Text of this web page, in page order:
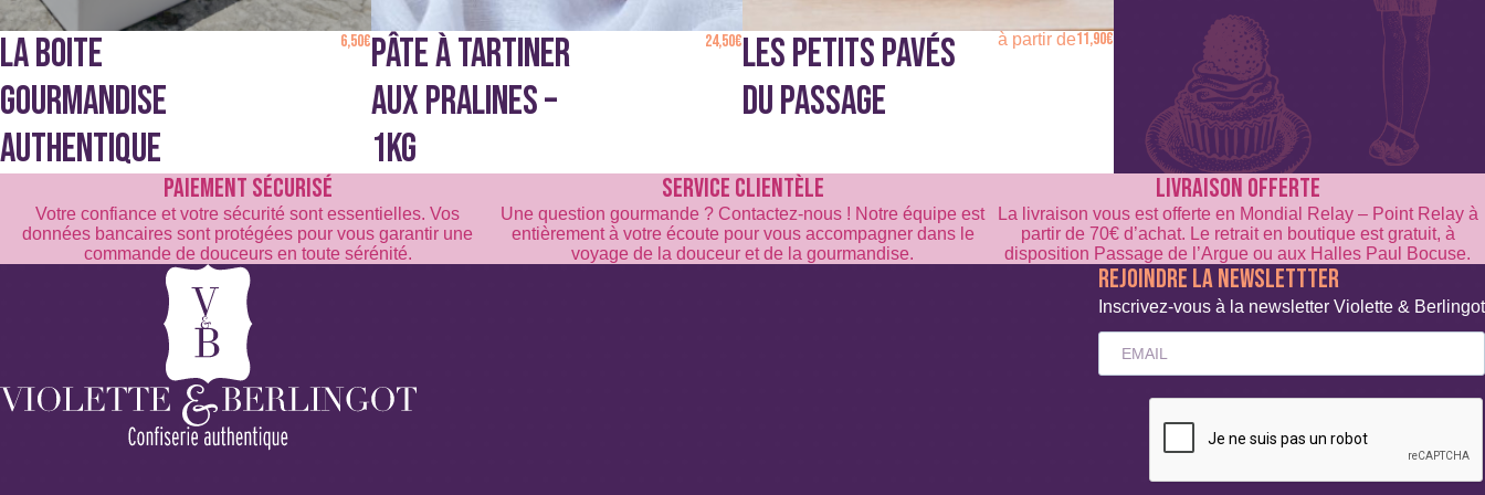
LA BOITE
GOURMANDISE
AUTHENTIQUE
6,50€PÂTE À TARTINER
AUX PRALINES –
1KG
24,50€LES PETITS PAVÉS
DU PASSAGE
à partir de11,90€
PAIEMENT SÉCURISÉ
Votre confiance et votre sécurité sont essentielles. Vos
données bancaires sont protégées pour vous garantir une
commande de douceurs en toute sérénité.
SERVICE CLIENTÈLE
Une question gourmande ? Contactez-nous ! Notre équipe est
entièrement à votre écoute pour vous accompagner dans le
voyage de la douceur et de la gourmandise.
LIVRAISON OFFERTE
La livraison vous est offerte en Mondial Relay – Point Relay à
partir de 70€ d’achat. Le retrait en boutique est gratuit, à
disposition Passage de l’Argue ou aux Halles Paul Bocuse.
REJOINDRE LA NEWSLETTTER
Inscrivez-vous à la newsletter Violette & Berlingot